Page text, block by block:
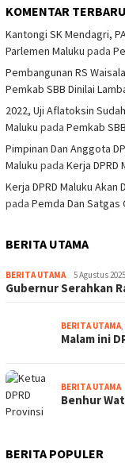
KOMENTAR TERBARU
Kantongi SK Mendagri,
Parlemen Maluku pada
Pembangunan RS
Pemkab SBB Dinilai
2022, Uji Aflatoksin
Maluku pada Pemkab
Pimpinan Dan Anggota
Maluku pada Kerja DPRD
Kerja DPRD Maluku
pada Pemda Dan
BERITA UTAMA
BERITA UTAMA 5 Agustus 2025
Gubernur Serahkan
BERITA UTAMA,
Malam ini
BERITA UTAMA
Benhur
BERITA POPULER